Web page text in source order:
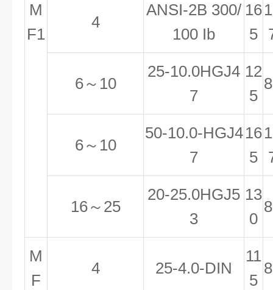
M
F1
4
ANSI-2B 300/
100 Ib
16
5
6～10
25-10.0HGJ4
7
12
5
6～10
50-10.0-HGJ4
7
16
5
16～25
20-25.0HGJ5
3
13
0
M
F
4 25-4.0-DIN
11
5